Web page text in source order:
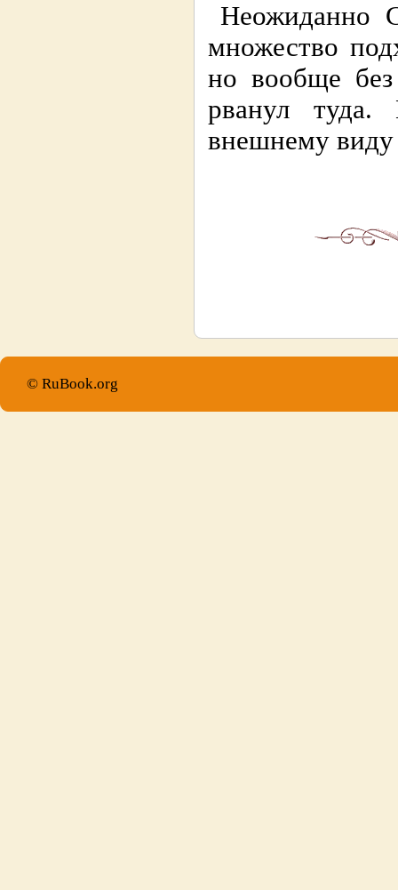
Неожиданно
множество
но вообще
рванул
внешнему виду
© RuBook.org